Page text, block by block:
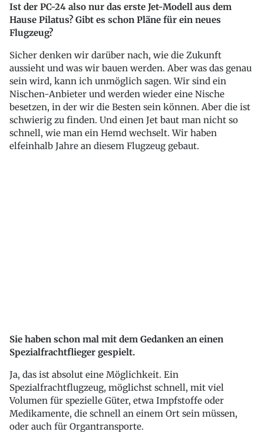
Ist der PC-24 also nur das erste Jet-Modell aus dem
Hause Pilatus? Gibt es schon Pläne für ein neues
Flugzeug?
Sicher denken wir darüber nach, wie die Zukunft
aussieht und was wir bauen werden. Aber was das genau
sein wird, kann ich unmöglich sagen. Wir sind ein
Nischen-Anbieter und werden wieder eine Nische
besetzen, in der wir die Besten sein können. Aber die ist
schwierig zu finden. Und einen Jet baut man nicht so
schnell, wie man ein Hemd wechselt. Wir haben
elfeinhalb Jahre an diesem Flugzeug gebaut.
Sie haben schon mal mit dem Gedanken an einen
Spezialfrachtflieger gespielt.
Ja, das ist absolut eine Möglichkeit. Ein
Spezialfrachtflugzeug, möglichst schnell, mit viel
Volumen für spezielle Güter, etwa Impfstoffe oder
Medikamente, die schnell an einem Ort sein müssen,
oder auch für Organtransporte.